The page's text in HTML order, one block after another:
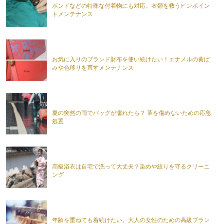
ボンドなどの特殊な付着物にも対応。衣類を救うピンポイン
トメンテナンス
お気に入りのブランド財布を使い続けたい！エナメルの黄ば
みや色移りを直すメンテナンス
夏の突然の雨でバッグが濡れたら？ 革を傷めないための応急
処置
高級浴衣は自宅で洗って大丈夫？染めや絞りを守るクリーニ
ング
年齢を重ねても着続けたい。大人の女性のための高級ブラン